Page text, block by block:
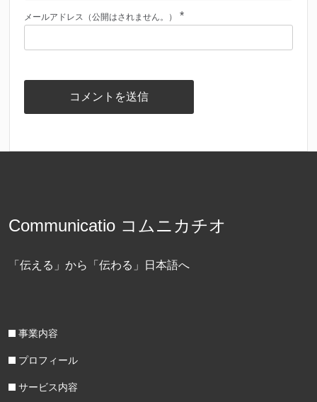
メールアドレス（公開はされません。） *
Communicatio コムニカチオ
「伝える」から「伝わる」日本語へ
事業内容
プロフィール
サービス内容